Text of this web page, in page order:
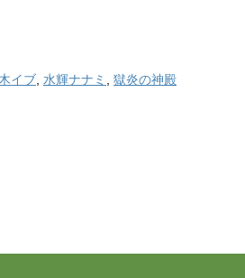
イブ 水輝ナナミ 獄炎の神殿